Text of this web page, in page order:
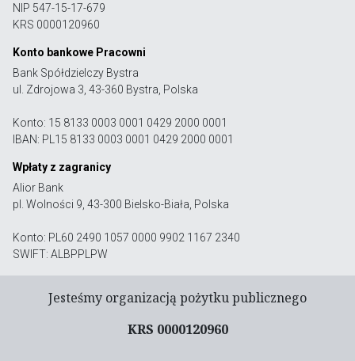
NIP 547-15-17-679
KRS 0000120960
Konto bankowe Pracowni
Bank Spółdzielczy Bystra
ul. Zdrojowa 3, 43-360 Bystra, Polska
Konto: 15 8133 0003 0001 0429 2000 0001
IBAN: PL15 8133 0003 0001 0429 2000 0001
Wpłaty z zagranicy
Alior Bank
pl. Wolności 9, 43-300 Bielsko-Biała, Polska
Konto: PL60 2490 1057 0000 9902 1167 2340
SWIFT: ALBPPLPW
Jesteśmy organizacją pożytku publicznego
KRS 0000120960